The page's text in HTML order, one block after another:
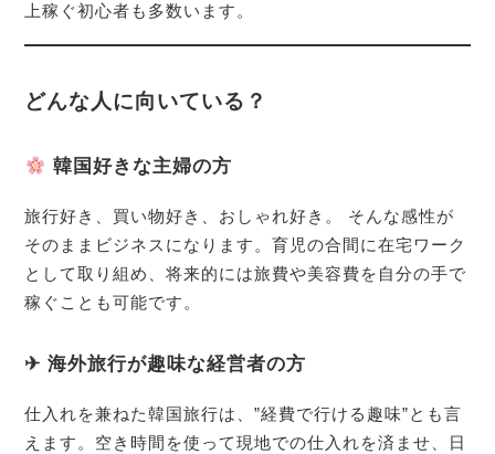
上稼ぐ初心者も多数います。
どんな人に向いている？
韓国好きな主婦の方
旅行好き、買い物好き、おしゃれ好き。 そんな感性が
そのままビジネスになります。育児の合間に在宅ワーク
として取り組め、将来的には旅費や美容費を自分の手で
稼ぐことも可能です。
✈ 海外旅行が趣味な経営者の方
仕入れを兼ねた韓国旅行は、”経費で行ける趣味”とも言
えます。空き時間を使って現地での仕入れを済ませ、日